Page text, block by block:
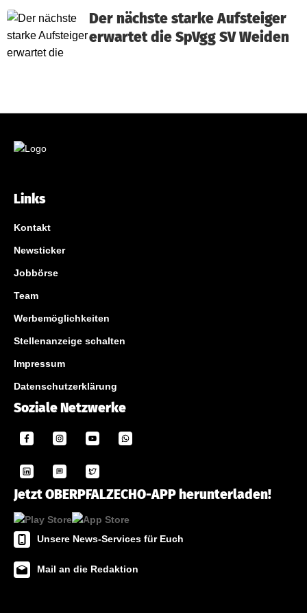
Der nächste starke Aufsteiger
erwartet die SpVgg SV Weiden
Links
Kontakt
Newsticker
Jobbörse
Team
Werbemöglichkeiten
Stellenanzeige schalten
Impressum
Datenschutzerklärung
Soziale Netzwerke
Jetzt OBERPFALZECHO-APP herunterladen!
Unsere News-Services für Euch
Mail an die Redaktion